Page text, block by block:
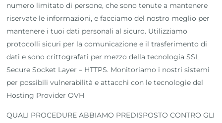
numero limitato di persone, che sono tenute a mantenere
riservate le informazioni, e facciamo del nostro meglio per
mantenere i tuoi dati personali al sicuro. Utilizziamo
protocolli sicuri per la comunicazione e il trasferimento di
dati e sono crittografati per mezzo della tecnologia SSL
Secure Socket Layer – HTTPS. Monitoriamo i nostri sistemi
per possibili vulnerabilità e attacchi con le tecnologie del
Hosting Provider OVH
QUALI PROCEDURE ABBIAMO PREDISPOSTO CONTRO GLI